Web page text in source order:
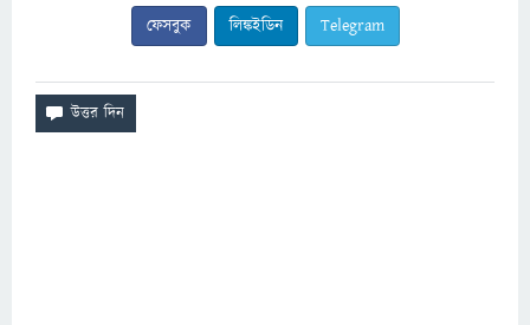
ফেসবুক লিঙ্কইডিন Telegram